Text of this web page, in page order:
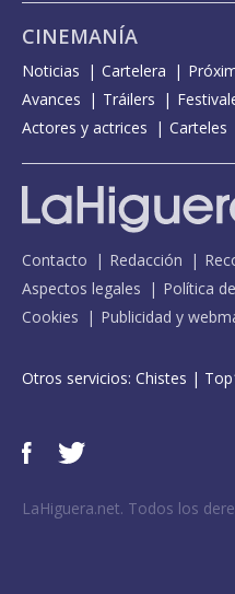
CINEMANÍA
Noticias Cartelera
Avances
Tráilers
Actores y actrices
Carteles
Contacto Redacción
Aspectos legales
Política
Cookies
Publicidad y
Otros servicios: Chistes |
LaHiguera.net. Todos los